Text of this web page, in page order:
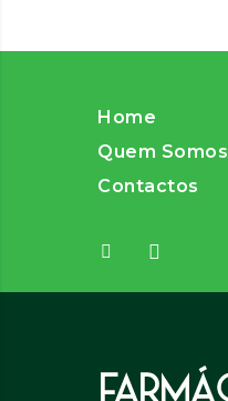
Home
Quem Somos
Contactos